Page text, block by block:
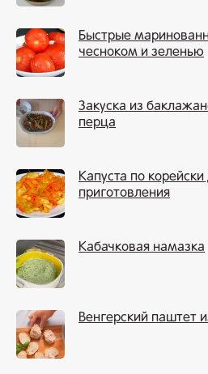
Быстрые
чесноком и зеленью
Закуска из
перца
Капуста по
приготовления
Кабачковая намазка
Венгерский паштет